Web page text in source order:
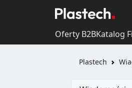
Oferty B2BKatalog
Plastech